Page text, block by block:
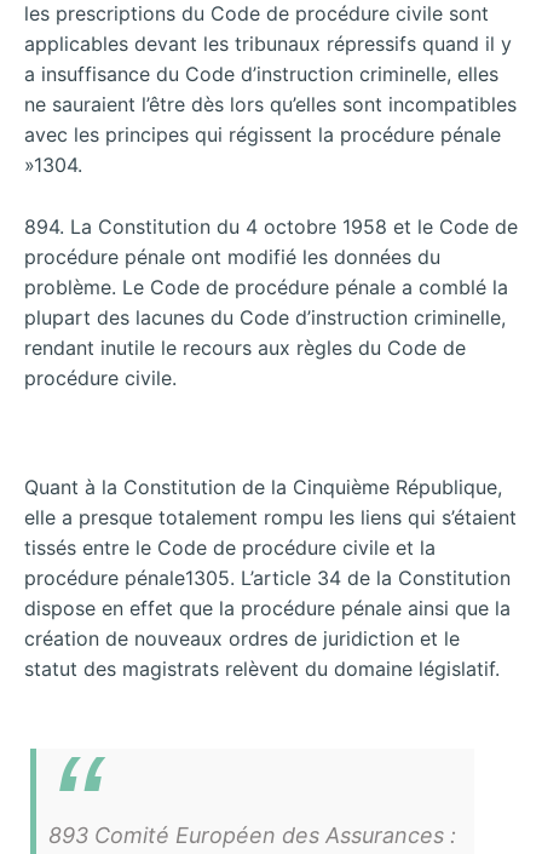
les prescriptions du Code de procédure civile sont
applicables devant les tribunaux répressifs quand il y
a insuffisance du Code d’instruction criminelle, elles
ne sauraient l’être dès lors qu’elles sont incompatibles
avec les principes qui régissent la procédure pénale
»1304.
894. La Constitution du 4 octobre 1958 et le Code de
procédure pénale ont modifié les données du
problème. Le Code de procédure pénale a comblé la
plupart des lacunes du Code d’instruction criminelle,
rendant inutile le recours aux règles du Code de
procédure civile.
Quant à la Constitution de la Cinquième République,
elle a presque totalement rompu les liens qui s’étaient
tissés entre le Code de procédure civile et la
procédure pénale1305. L’article 34 de la Constitution
dispose en effet que la procédure pénale ainsi que la
création de nouveaux ordres de juridiction et le
statut des magistrats relèvent du domaine législatif.
893 Comité Européen des Assurances :